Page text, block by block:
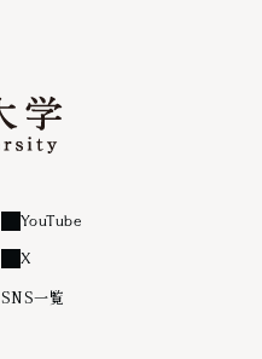
YouTube
外部リンク
X
外部リンク
SNS一覧